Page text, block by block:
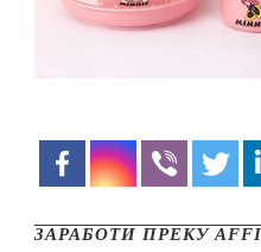
ЗАРАБОТИ ПРЕКУ